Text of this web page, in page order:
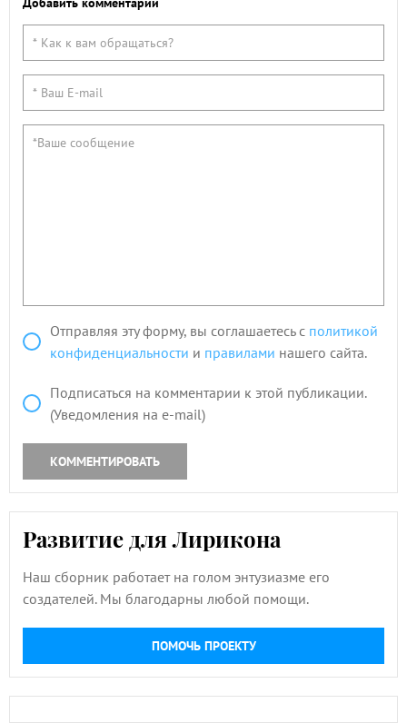
Отправляя эту форму, вы соглашаетесь с политикой
конфиденциальности и правилами нашего сайта.
Подписаться на комментарии к этой публикации.
(Уведомления на e-mail)
КОММЕНТИРОВАТЬ
Развитие для Лирикона
Наш сборник работает на голом энтузиазме его
создателей. Мы благодарны любой помощи.
ПОМОЧЬ ПРОЕКТУ